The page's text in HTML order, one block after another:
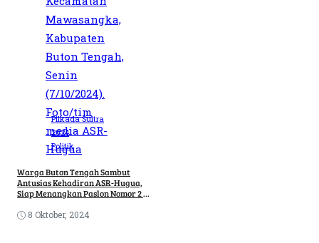
Pilkada Sultra
2024
Politik
Warga Buton Tengah Sambut
Antusias Kehadiran ASR-Hugua,
Siap Menangkan Paslon Nomor 2 di
8 Oktober, 2024